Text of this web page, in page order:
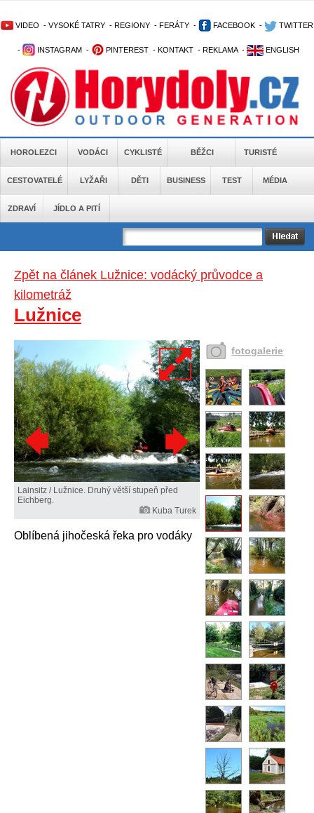
VIDEO - VYSOKÉ TATRY - REGIONY - FERÁTY - FACEBOOK - TWITTER
- INSTAGRAM - PINTEREST - KONTAKT - REKLAMA - ENGLISH
HOROLEZCI VODÁCI CYKLISTÉ BĚŽCI TURISTÉ
CESTOVATELÉ LYŽAŘI DĚTI BUSINESS TEST MÉDIA
ZDRAVÍ JÍDLO A PITÍ
Zpět na článek Lužnice: vodácký průvodce a
kilometráž
Lužnice
Lainsitz / Lužnice. Druhý větší stupeň před
Eichberg.
Kuba Turek
Oblíbená jihočeská řeka pro vodáky
fotogalerie